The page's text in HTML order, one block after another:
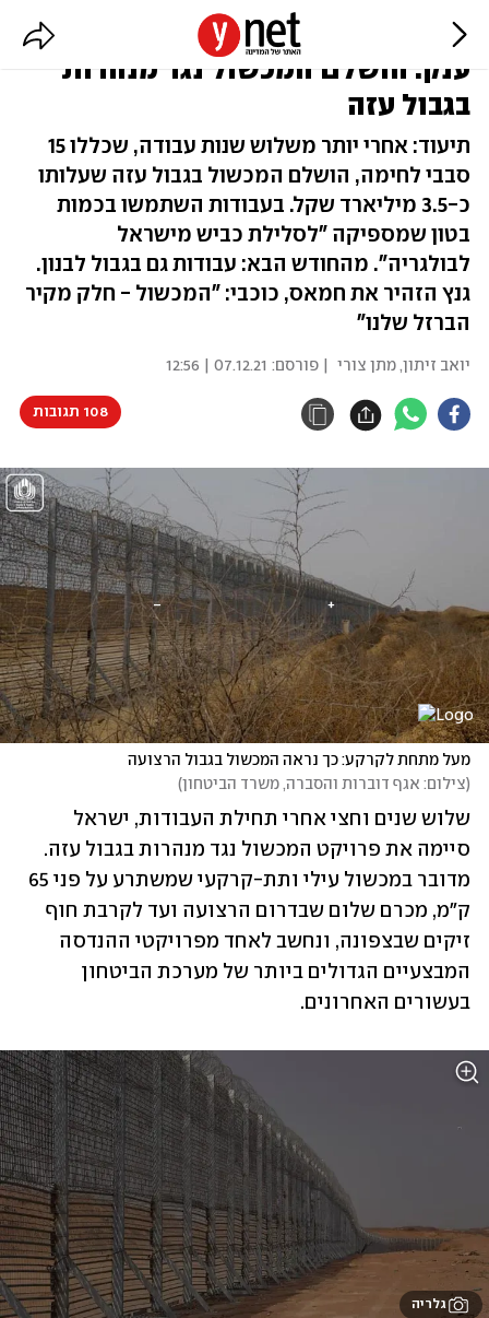
מצלמות, סנסורים וקיר תת-קרקעי
ענק: הושלם המכשול נגד מנהרות
בגבול עזה
תיעוד: אחרי יותר משלוש שנות עבודה, שכללו 15
סבבי לחימה, הושלם המכשול בגבול עזה שעלותו
כ-3.5 מיליארד שקל. בעבודות השתמשו בכמות
בטון שמספיקה "לסלילת כביש מישראל
לבולגריה". מהחודש הבא: עבודות גם בגבול לבנון.
גנץ הזהיר את חמאס, כוכבי: "המכשול - חלק מקיר
הברזל שלנו"
יואב זיתון,מתן צורי | פורסם: 07.12.21 | 12:56
108 תגובות
מעל מתחת לקרקע: כך נראה המכשול בגבול הרצועה
(צילום: אגף דוברות והסברה, משרד הביטחון)
בעשורים האחרונים.
גלריה